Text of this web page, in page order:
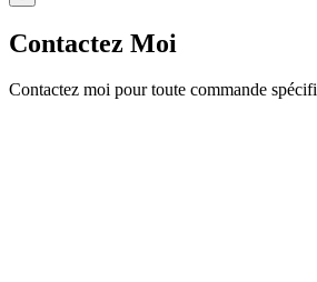
Contactez Moi
Contactez moi pour toute commande